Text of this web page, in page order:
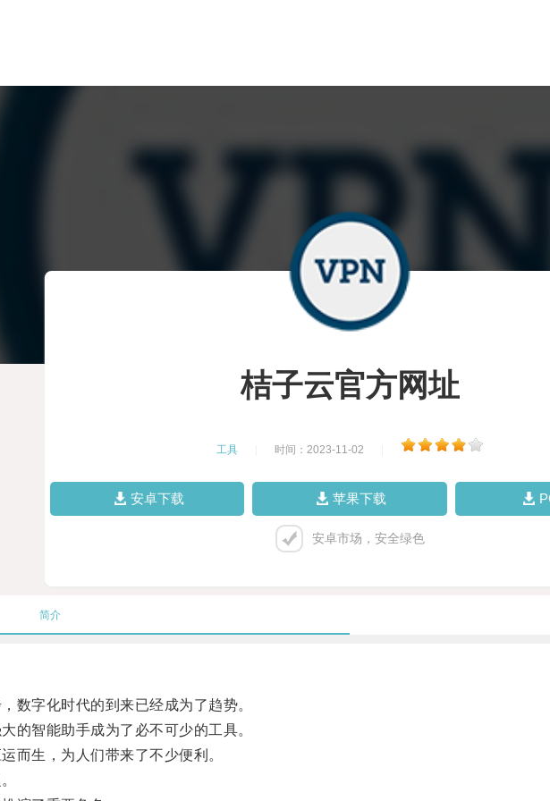
桔子云官方网址
工具 时间：2023-11-02
安卓下载 苹果下载
安卓市场，安全绿色
简介
字化时代的到来已经成为了趋势。
智能助手成为了必不可少的工具。
生，为人们带来了不少便利。